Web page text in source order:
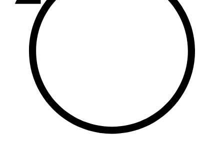
107,1 FM
Балык бистәсе
104,9 FM
Баулы
107,5 FM
Биләр